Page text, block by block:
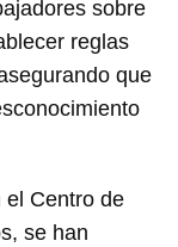
sobre
reglas
que
el Centro de
se han